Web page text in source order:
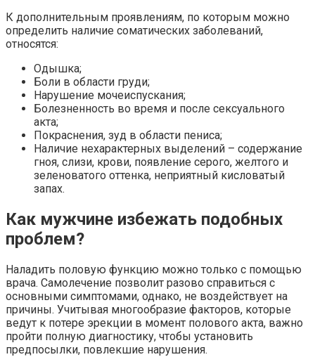
К дополнительным проявлениям, по которым можно
определить наличие соматических заболеваний,
относятся:
Одышка;
Боли в области груди;
Нарушение мочеиспускания;
Болезненность во время и после сексуального
акта;
Покраснения, зуд в области пениса;
Наличие нехарактерных выделений – содержание
гноя, слизи, крови, появление серого, желтого и
зеленоватого оттенка, неприятный кисловатый
запах.
Как мужчине избежать подобных
проблем?
Наладить половую функцию можно только с помощью
врача. Самолечение позволит разово справиться с
основными симптомами, однако, не воздействует на
причины. Учитывая многообразие факторов, которые
ведут к потере эрекции в момент полового акта, важно
пройти полную диагностику, чтобы установить
предпосылки, повлекшие нарушения.